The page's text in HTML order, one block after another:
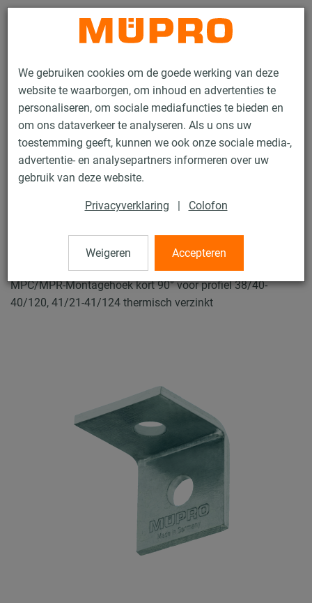
We gebruiken cookies om de goede werking van deze
website te waarborgen, om inhoud en advertenties te
personaliseren, om sociale mediafuncties te bieden en
om ons dataverkeer te analyseren. Als u ons uw
toestemming geeft, kunnen we ook onze sociale media-,
advertentie- en analysepartners informeren over uw
gebruik van deze website.
Privacyverklaring | Colofon
Weigeren Accepteren
Contact
Producten Bevestigingstechniek
Ventilatiebevestiging
Installatierails voor luchtkanaalbevestiging
Montagehoeken 90°
Montagehoeken 90°
MPC/MPR-Montagehoek kort 90° voor profiel 38/40-
40/120, 41/21-41/124 thermisch verzinkt